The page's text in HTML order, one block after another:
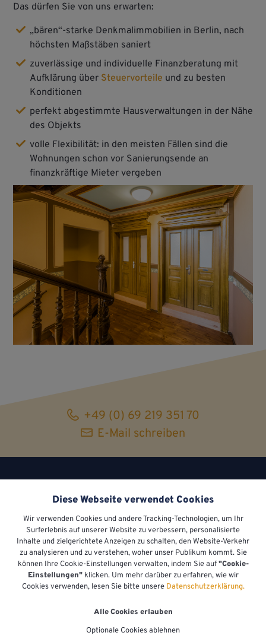
Das dürfen Sie von uns erwarten:
„bären“-starke Denkmalimmobilien in Berlin, nach
höchsten Maßstäben saniert
zuverlässige und individuelle Finanzberatung mit
Aufklärung über Steuervorteile und zu besten
Konditionen
perfekt abgestimmte Hausverwaltungen in der Nähe
des Objekts
volle Flexibilität: in den meisten Fällen sind die
Wohnungen schon vor Sanierungsende an
finanzkräftige Mieter vergeben
+49 (0) 69 219 351 70
E-Mail schreiben
Sallinger Consulting GmbH
Kaiserhof­straße 5
. Alle Rechte vorbehalten.
Datenschutzerklärung•Cookie-
Diese Webseite verwendet Cookies
Wir verwenden Cookies und andere Tracking-Technologien, um Ihr
Surferlebnis auf unserer Website zu verbessern, personalisierte
Inhalte und zielgerichtete Anzeigen zu schalten, den Website-Verkehr
zu analysieren und zu verstehen, woher unser Publikum kommt. Sie
können Ihre Cookie-Einstellungen verwalten, indem Sie auf"Cookie-
Einstellungen"klicken. Um mehr darüber zu erfahren, wie wir
Cookies verwenden, lesen Sie bitte unsere Datenschutzerklärung.
Alle Cookies erlauben
Optionale Cookies ablehnen